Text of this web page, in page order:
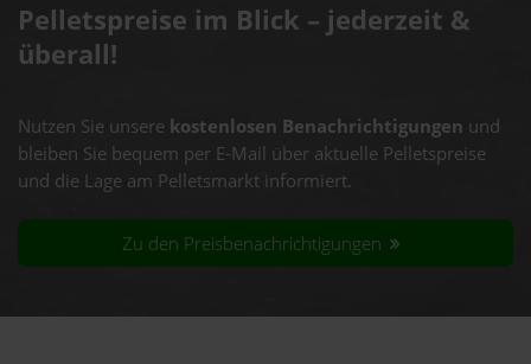
Pelletspreise im Blick – jederzeit &
überall!
Nutzen Sie unsere kostenlosen Benachrichtigungen und
bleiben Sie bequem per E-Mail über aktuelle Pelletspreise
und die Lage am Pelletsmarkt informiert.
Zu den Preisbenachrichtigungen